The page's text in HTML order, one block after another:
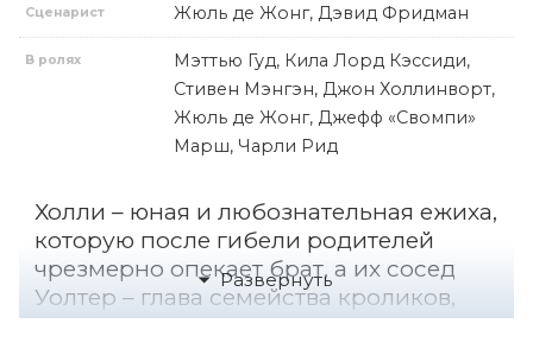
Сценарист Жюль де Жонг, Дэвид Фридман
В ролях
Мэттью Гуд, Кила Лорд Кэссиди,
Стивен Мэнгэн, Джон Холлинворт,
Жюль де Жонг, Джефф «Свомпи»
Марш, Чарли Рид
Холли – юная и любознательная ежиха,
которую после гибели родителей
чрезмерно опекает брат, а их сосед
Уолтер – глава семейства кроликов,
отец более 50 маленьких детей. Уолтер